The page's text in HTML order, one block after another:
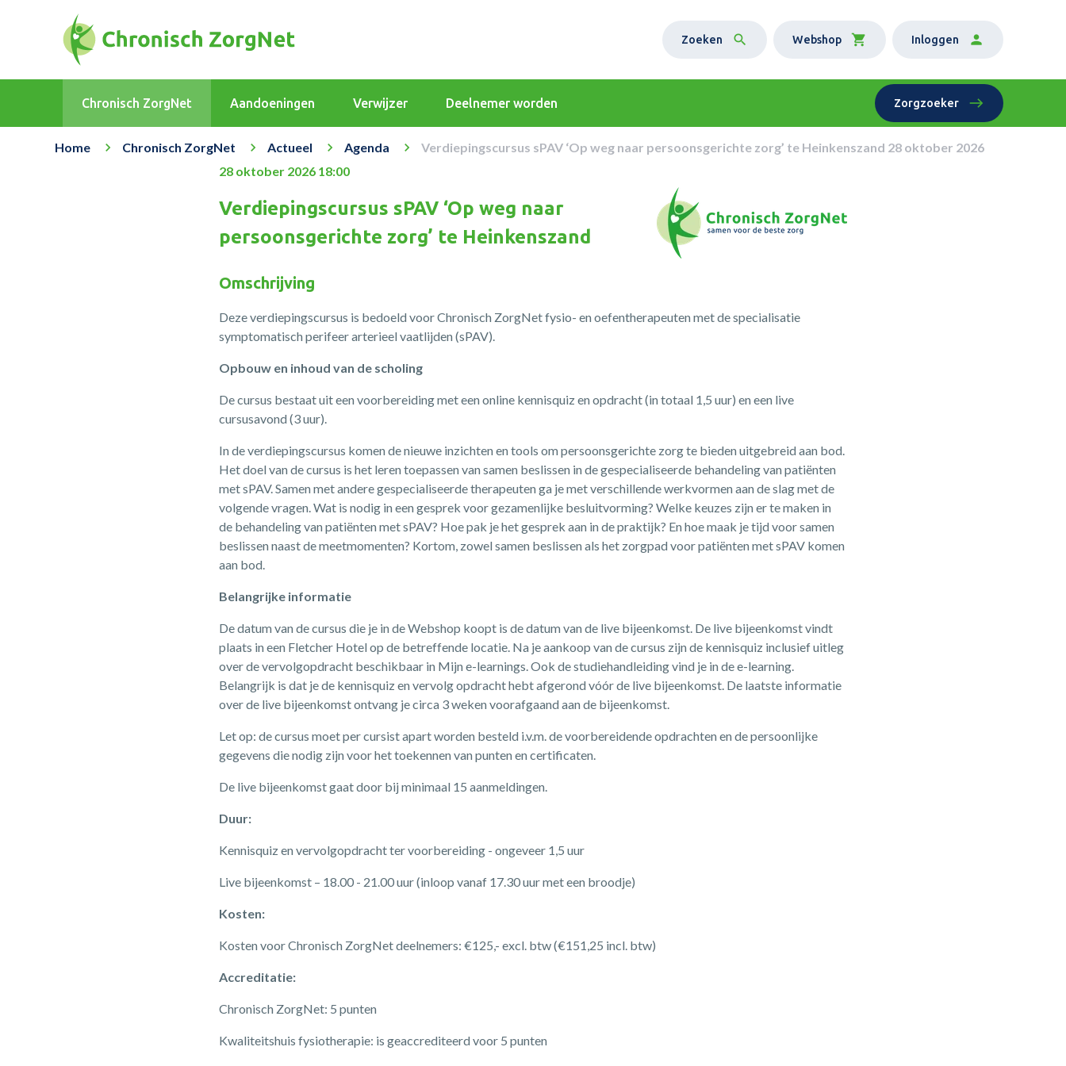
Zoeken Webshop Inloggen
Chronisch ZorgNet Aandoeningen Verwijzer Deelnemer worden Zorgzoeker
Home Chronisch ZorgNet Actueel Agenda
Verdiepingscursus sPAV ‘Op weg naar persoonsgerichte zorg’ te Heinkenszand 28 oktober 2026
28 oktober 2026 18:00
Verdiepingscursus sPAV ‘Op weg naar
persoonsgerichte zorg’ te Heinkenszand
Omschrijving
Deze verdiepingscursus is bedoeld voor Chronisch ZorgNet fysio- en oefentherapeuten met de specialisatie
symptomatisch perifeer arterieel vaatlijden (sPAV).
Opbouw en inhoud van de scholing
De cursus bestaat uit een voorbereiding met een online kennisquiz en opdracht (in totaal 1,5 uur) en een live
cursusavond (3 uur).
In de verdiepingscursus komen de nieuwe inzichten en tools om persoonsgerichte zorg te bieden uitgebreid aan bod.
Het doel van de cursus is het leren toepassen van samen beslissen in de gespecialiseerde behandeling van patiënten
met sPAV. Samen met andere gespecialiseerde therapeuten ga je met verschillende werkvormen aan de slag met de
volgende vragen. Wat is nodig in een gesprek voor gezamenlijke besluitvorming? Welke keuzes zijn er te maken in
de behandeling van patiënten met sPAV? Hoe pak je het gesprek aan in de praktijk? En hoe maak je tijd voor samen
beslissen naast de meetmomenten? Kortom, zowel samen beslissen als het zorgpad voor patiënten met sPAV komen
aan bod.
Belangrijke informatie
De datum van de cursus die je in de Webshop koopt is de datum van de live bijeenkomst. De live bijeenkomst vindt
plaats in een Fletcher Hotel op de betreffende locatie. Na je aankoop van de cursus zijn de kennisquiz inclusief uitleg
over de vervolgopdracht beschikbaar in Mijn e-learnings. Ook de studiehandleiding vind je in de e-learning.
Belangrijk is dat je de kennisquiz en vervolg opdracht hebt afgerond vóór de live bijeenkomst. De laatste informatie
over de live bijeenkomst ontvang je circa 3 weken voorafgaand aan de bijeenkomst.
Let op: de cursus moet per cursist apart worden besteld i.v.m. de voorbereidende opdrachten en de persoonlijke
gegevens die nodig zijn voor het toekennen van punten en certificaten.
De live bijeenkomst gaat door bij minimaal 15 aanmeldingen.
Duur:
Kennisquiz en vervolgopdracht ter voorbereiding - ongeveer 1,5 uur
Live bijeenkomst – 18.00 - 21.00 uur (inloop vanaf 17.30 uur met een broodje)
Kosten:
Kosten voor Chronisch ZorgNet deelnemers: €125,- excl. btw (€151,25 incl. btw)
Accreditatie:
Chronisch ZorgNet: 5 punten
Kwaliteitshuis fysiotherapie: is geaccrediteerd voor 5 punten